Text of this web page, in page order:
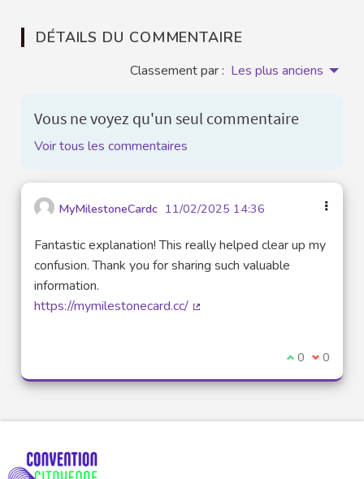
DÉTAILS DU COMMENTAIRE
Classement par : Les plus anciens
Vous ne voyez qu'un seul commentaire
Voir tous les commentaires
MyMilestoneCardc 11/02/2025 14:36
Fantastic explanation! This really helped clear up my
confusion. Thank you for sharing such valuable
information.
https://mymilestonecard.cc/
Je suis
0 Je ne
0